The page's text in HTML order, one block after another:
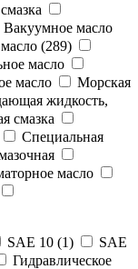
Вакуумное масло
(289)
масло
масло
Морская
жидкость,
смазка
Специальная
масло
SAE 10 (1)
SAE
Гидравлическое